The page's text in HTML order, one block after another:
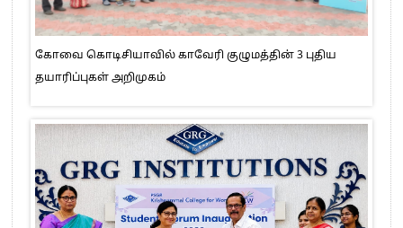
கோவை கொடிசியாவில் காவேரி குழுமத்தின் 3 புதிய
தயாரிப்புகள் அறிமுகம்